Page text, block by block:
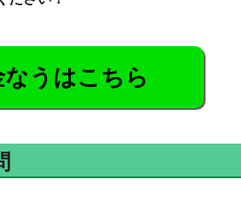
なうはこちら